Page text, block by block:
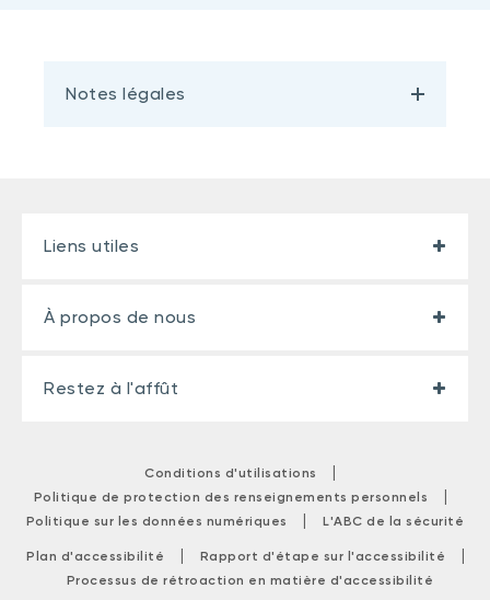
Notes légales
Liens utiles
À propos de nous
Restez à l'affût
Conditions d'utilisations |
Politique de protection des renseignements personnels |
Politique sur les données numériques | L'ABC de la sécurité
Plan d'accessibilité | Rapport d'étape sur l'accessibilité |
Processus de rétroaction en matière d'accessibilité